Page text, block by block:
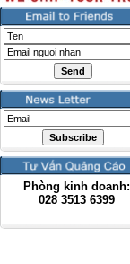
Phòng kinh doanh:
028 3513 6399